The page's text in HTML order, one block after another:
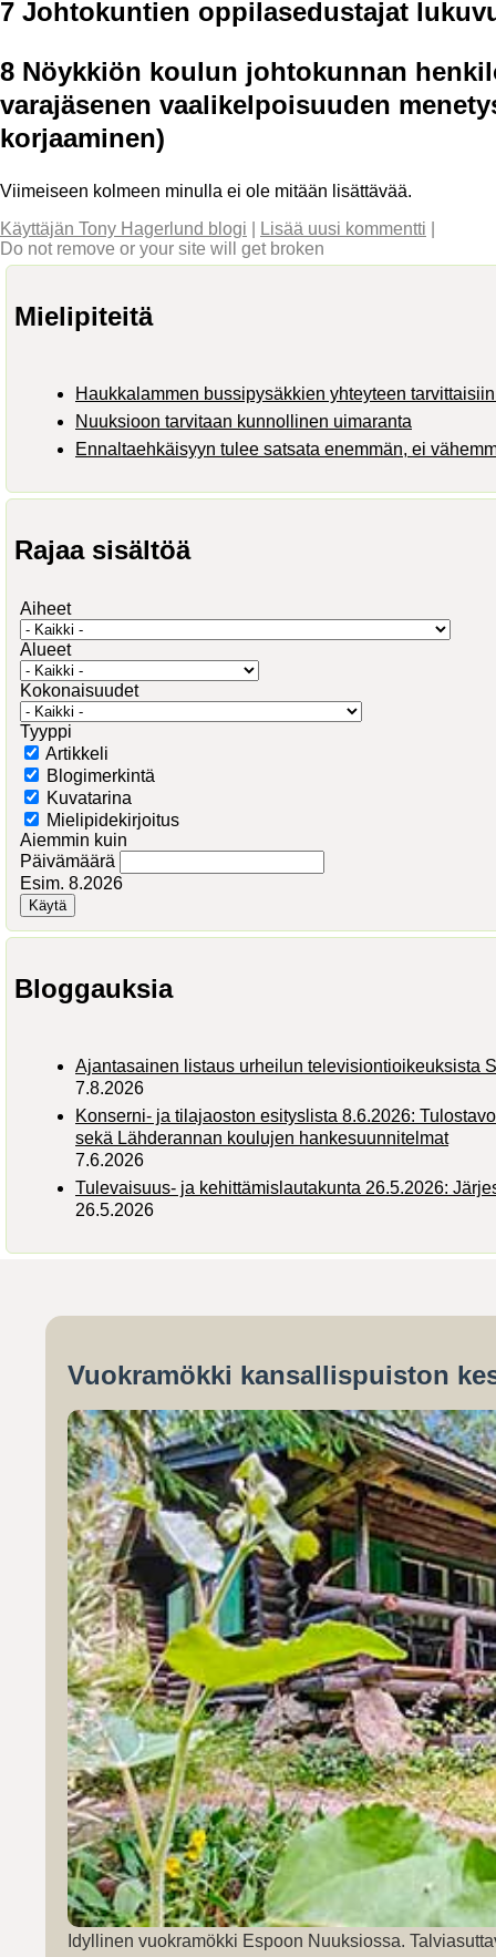
7 Johtokuntien oppilasedustajat
8 Nöykkiön koulun johtokunnan
varajäsenen vaalikelpoisuuden
korjaaminen)
Viimeiseen kolmeen minulla ei ole mitään lisättävää.
Käyttäjän Tony Hagerlund blogi
Lisää uusi kommentti
Do not remove or your site will get broken
Mielipiteitä
Haukkalammen bussipysäkkien yhteyteen
Nuuksioon tarvitaan kunnollinen uimaranta
Ennaltaehkäisyyn tulee satsata enemmän, ei
Rajaa sisältöä
Aiheet
Alueet
Kokonaisuudet
Tyyppi
Artikkeli
Blogimerkintä
Kuvatarina
Mielipidekirjoitus
Aiemmin kuin
Päivämäärä
Esim. 8.2026
Bloggauksia
Ajantasainen listaus urheilun televisiontioikeuksista
7.8.2026
Konserni- ja tilajaoston esityslista 8.6.2026:
sekä Lähderannan koulujen hankesuunnitelmat
7.6.2026
Tulevaisuus- ja kehittämislautakunta 26.5.2026:
26.5.2026
Vuokramökki kansallispuiston
Idyllinen vuokramökki Espoon Nuuksiossa.